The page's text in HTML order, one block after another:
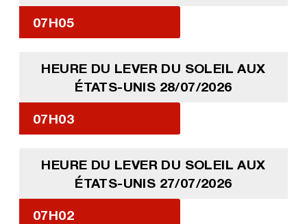
07H05
HEURE DU LEVER DU SOLEIL AUX
ÉTATS-UNIS 28/07/2026
07H03
HEURE DU LEVER DU SOLEIL AUX
ÉTATS-UNIS 27/07/2026
07H02